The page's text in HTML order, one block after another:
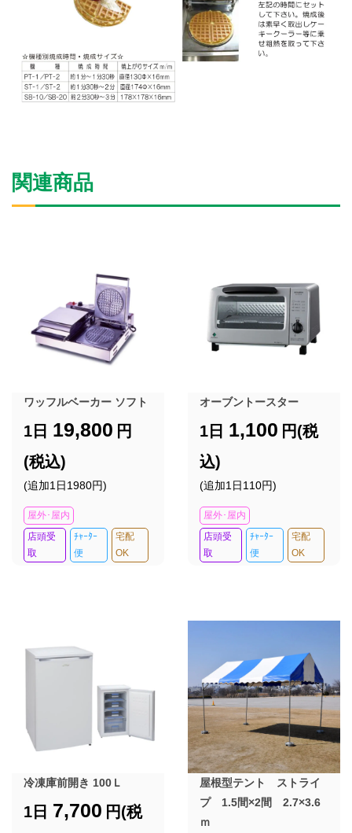
関連商品
ワッフルベーカー ソフト
1日 19,800 円
(税込)
(追加1日1980円)
屋外･屋内
店頭受
取
ﾁｬｰﾀｰ
便
宅配
OK
オーブントースター
1日 1,100 円(税
込)
(追加1日110円)
屋外･屋内
店頭受
取
ﾁｬｰﾀｰ
便
宅配
OK
冷凍庫前開き 100Ｌ
1日 7,700 円(税
屋根型テント ストライ
プ 1.5間×2間 2.7×3.6
ｍ